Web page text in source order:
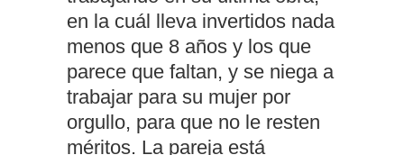
en la cuál lleva invertidos nada
menos que 8 años y los que
parece que faltan, y se niega a
trabajar para su mujer por
orgullo, para que no le resten
méritos. La pareja está